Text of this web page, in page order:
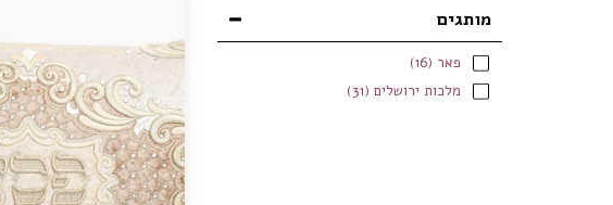
מותגים
פאר (16)
מלכות ירושלים(31)